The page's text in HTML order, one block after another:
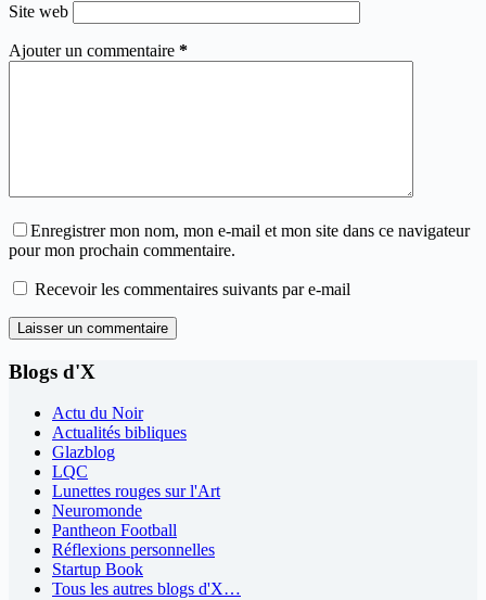
Site web
Ajouter un commentaire *
Enregistrer mon nom, mon e-mail et mon site dans ce navigateur
pour mon prochain commentaire.
Recevoir les commentaires suivants par e-mail
Laisser un commentaire
Blogs d'X
Actu du Noir
Actualités bibliques
Glazblog
LQC
Lunettes rouges sur l'Art
Neuromonde
Pantheon Football
Réflexions personnelles
Startup Book
Tous les autres blogs d'X…